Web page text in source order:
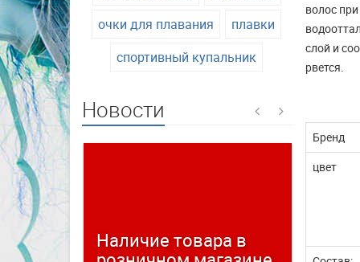
очки для плавания
плавки
спортивный купальник
Новости
Наличие товара в
волос
слой и
рвется.
Бренд
цвет